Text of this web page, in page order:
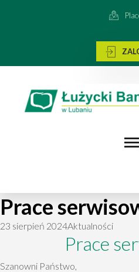
Prace
23 sierpień 2024Aktualności
Prace
Szanowni Państwo,